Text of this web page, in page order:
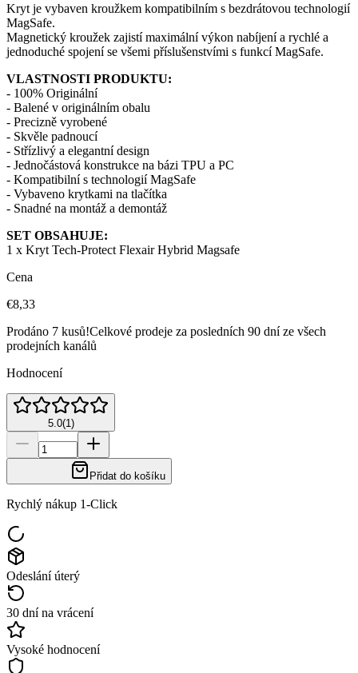
Kryt je vybaven kroužkem kompatibilním s bezdrátovou technologií
MagSafe.
Magnetický kroužek zajistí maximální výkon nabíjení a rychlé a
jednoduché spojení se všemi příslušenstvími s funkcí MagSafe.
VLASTNOSTI PRODUKTU:
- 100% Originální
- Balené v originálním obalu
- Precizně vyrobené
- Skvěle padnoucí
- Střízlivý a elegantní design
- Jednočástová konstrukce na bázi TPU a PC
- Kompatibilní s technologií MagSafe
- Vybaveno krytkami na tlačítka
- Snadné na montáž a demontáž
SET OBSAHUJE:
1 x Kryt Tech-Protect Flexair Hybrid Magsafe
Cena
€8,33
Prodáno 7 kusů!Celkové prodeje za posledních 90 dní ze všech
prodejních kanálů
Hodnocení
5.0(1)
Přidat do košíku
Rychlý nákup 1-Click
Odeslání úterý
30 dní na vrácení
Vysoké hodnocení